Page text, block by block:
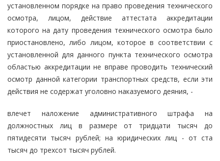
установленном порядке на право проведения технического
осмотра, лицом, действие аттестата аккредитации
которого на дату проведения технического осмотра было
приостановлено, либо лицом, которое в соответствии с
установленной для данного пункта технического осмотра
областью аккредитации не вправе проводить технический
осмотр данной категории транспортных средств, если эти
действия не содержат уголовно наказуемого деяния, -
влечет наложение административного штрафа на
должностных лиц в размере от тридцати тысяч до
пятидесяти тысяч рублей; на юридических лиц - от ста
тысяч до трехсот тысяч рублей.